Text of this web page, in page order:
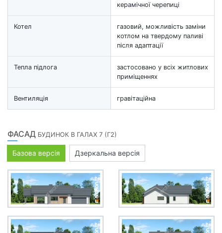
керамічної черепиці
Котел
газовий, можливість заміни
котлом на твердому паливі
після адаптації
Тепла підлога
застосовано у всіх житлових
приміщеннях
Вентиляція гравітаційна
ФАСАД БУДИНОК В ГАЛАХ 7 (Г2)
Базова версія Дзеркальна версія